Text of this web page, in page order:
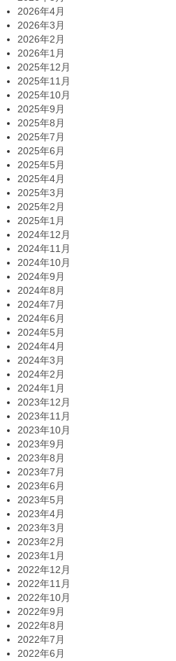
2026年4月
2026年3月
2026年2月
2026年1月
2025年12月
2025年11月
2025年10月
2025年9月
2025年8月
2025年7月
2025年6月
2025年5月
2025年4月
2025年3月
2025年2月
2025年1月
2024年12月
2024年11月
2024年10月
2024年9月
2024年8月
2024年7月
2024年6月
2024年5月
2024年4月
2024年3月
2024年2月
2024年1月
2023年12月
2023年11月
2023年10月
2023年9月
2023年8月
2023年7月
2023年6月
2023年5月
2023年4月
2023年3月
2023年2月
2023年1月
2022年12月
2022年11月
2022年10月
2022年9月
2022年8月
2022年7月
2022年6月